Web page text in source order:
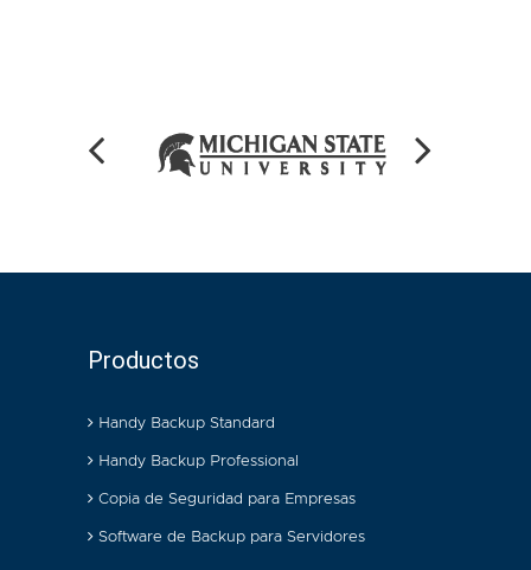
Productos
Handy Backup Standard
Handy Backup Professional
Copia de Seguridad para Empresas
Software de Backup para Servidores